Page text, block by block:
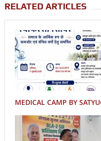
RELATED ARTICLES
MEDICAL CAMP BY